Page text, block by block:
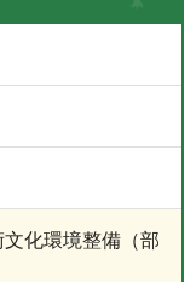
化環境整備（部